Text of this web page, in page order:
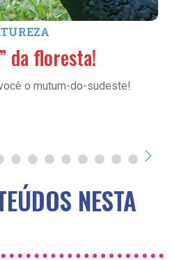
da floresta!
o mutum-do-sudeste!
NESTA